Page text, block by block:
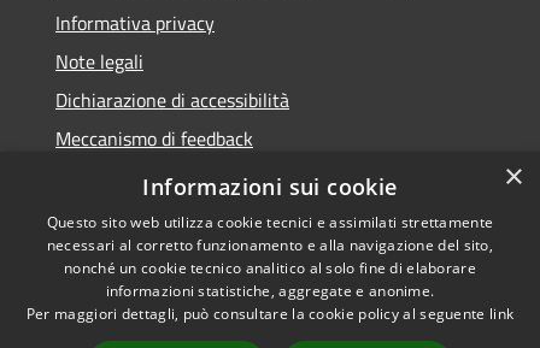
Informativa privacy
Note legali
Dichiarazione di accessibilità
Meccanismo di feedback
Whistleblowing
Accessibilità
Copyright © 2020 •
Comune di Scarlino •
×
Informazioni sui cookie
Questo sito web utilizza cookie tecnici e assimilati strettamente
necessari al corretto funzionamento e alla navigazione del sito,
nonché un cookie tecnico analitico al solo fine di elaborare
informazioni statistiche, aggregate e anonime.
Per maggiori dettagli, può consultare la cookie policy al seguente link